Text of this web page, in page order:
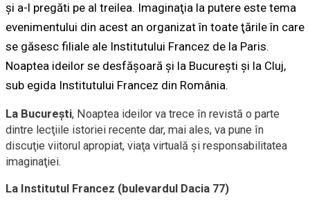
şi a-l pregăti pe al treilea. Imaginaţia la putere este tema
evenimentului din acest an organizat în toate ţările în care
se găsesc filiale ale Institutului Francez de la Paris.
Noaptea ideilor se desfăşoară şi la Bucureşti şi la Cluj,
sub egida Institutului Francez din România.
La Bucureşti, Noaptea ideilor va trece în revistă o parte
dintre lecţiile istoriei recente dar, mai ales, va pune în
discuţie viitorul apropiat, viaţa virtuală şi responsabilitatea
imaginaţiei.
La Institutul Francez (bulevardul Dacia 77)